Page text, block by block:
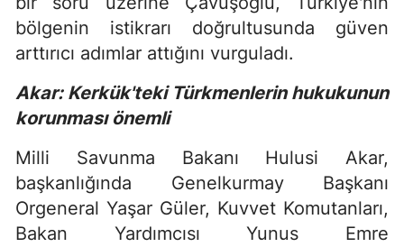
bölgenin istikrarı doğrultusunda güven
arttırıcı adımlar attığını vurguladı.
Akar: Kerkük'teki Türkmenlerin hukukunun
korunması önemli
Milli Savunma Bakanı Hulusi Akar,
başkanlığında Genelkurmay Başkanı
Orgeneral Yaşar Güler, Kuvvet Komutanları,
Bakan Yardımcısı Yunus Emre